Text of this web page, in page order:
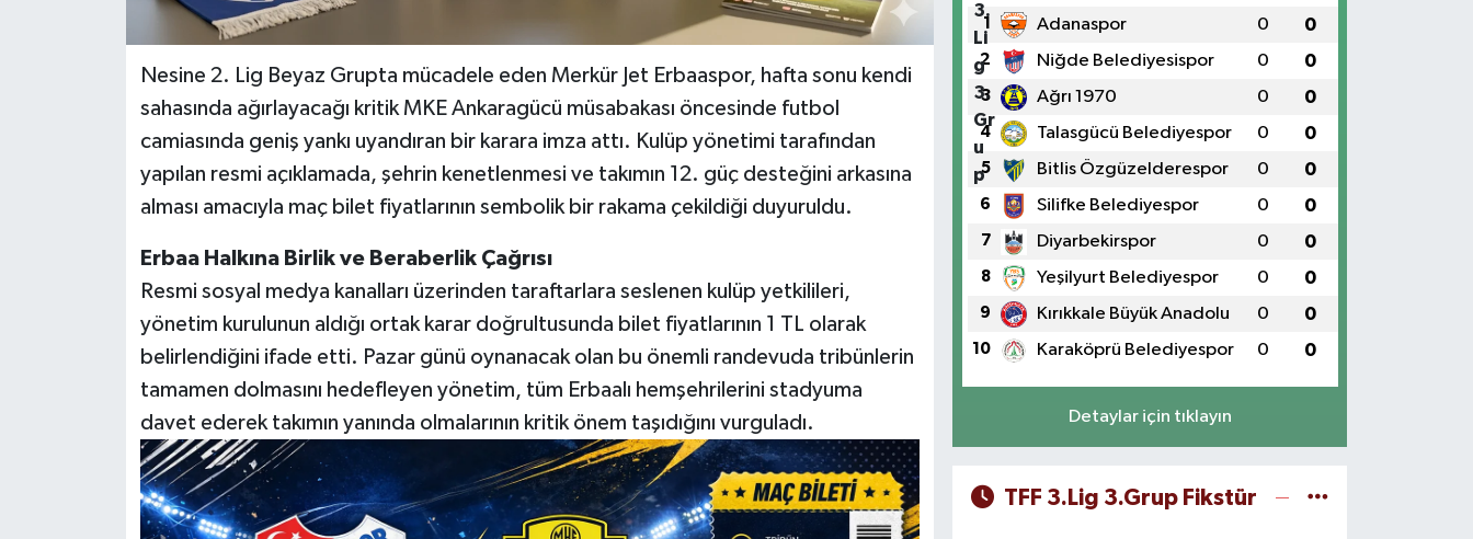
Nesine 2. Lig Beyaz Grupta mücadele eden Merkür Jet Erbaaspor, hafta sonu kendi
sahasında ağırlayacağı kritik MKE Ankaragücü müsabakası öncesinde futbol
camiasında geniş yankı uyandıran bir karara imza attı. Kulüp yönetimi tarafından
yapılan resmi açıklamada, şehrin kenetlenmesi ve takımın 12. güç desteğini arkasına
alması amacıyla maç bilet fiyatlarının sembolik bir rakama çekildiği duyuruldu.
Erbaa Halkına Birlik ve Beraberlik Çağrısı
Resmi sosyal medya kanalları üzerinden taraftarlara seslenen kulüp yetkilileri,
yönetim kurulunun aldığı ortak karar doğrultusunda bilet fiyatlarının 1 TL olarak
belirlendiğini ifade etti. Pazar günü oynanacak olan bu önemli randevuda tribünlerin
tamamen dolmasını hedefleyen yönetim, tüm Erbaalı hemşehrilerini stadyuma
davet ederek takımın yanında olmalarının kritik önem taşıdığını vurguladı.
1 Adanaspor 0 0
2 Niğde Belediyesispor 0 0
3 Ağrı 1970 0 0
4 Talasgücü Belediyespor 0 0
5 Bitlis Özgüzelderespor 0 0
6 Silifke Belediyespor 0 0
7 Diyarbekirspor 0 0
8 Yeşilyurt Belediyespor 0 0
9 Kırıkkale Büyük Anadolu 0 0
10 Karaköprü Belediyespor 0 0
Detaylar için tıklayın
TFF 3.Lig 3.Grup Fikstür